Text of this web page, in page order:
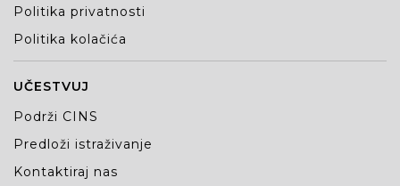
Politika privatnosti
Politika kolačića
UČESTVUJ
Podrži CINS
Predloži istraživanje
Kontaktiraj nas